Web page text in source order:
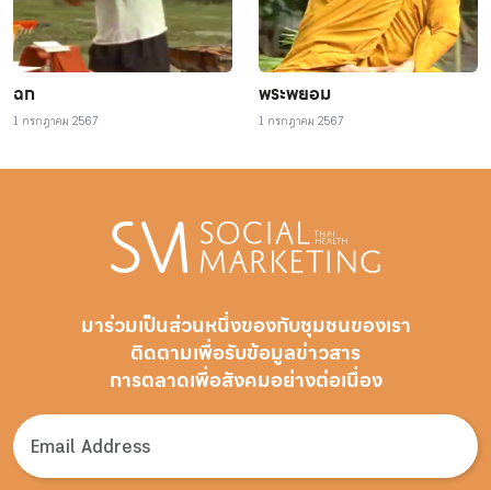
ฉก
1 กรกฎาคม 2567
พระพยอม
1 กรกฎาคม 2567
มาร่วมเป็นส่วนหนึ่งของกับชุมชนของเรา
ติดตามเพื่อรับข้อมูลข่าวสาร
การตลาดเพื่อสังคมอย่างต่อเนื่อง